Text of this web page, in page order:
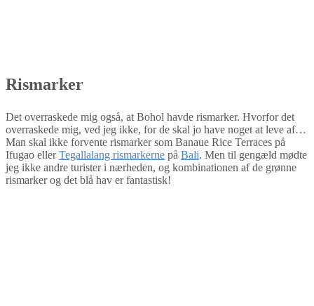
Rismarker
Det overraskede mig også, at Bohol havde rismarker. Hvorfor det
overraskede mig, ved jeg ikke, for de skal jo have noget at leve af…
Man skal ikke forvente rismarker som Banaue Rice Terraces på
Ifugao ellerTegallalang rismarkerne på Bali. Men til gengæld mødte
jeg ikke andre turister i nærheden, og kombinationen af de grønne
rismarker og det blå hav er fantastisk!